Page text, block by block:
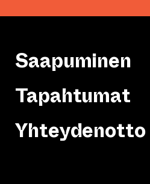
Saapuminen
Tapahtumat
Yhteydenotto